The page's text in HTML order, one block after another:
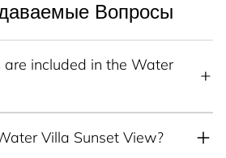
Вопросы
included in the Water
Villa Sunset View?